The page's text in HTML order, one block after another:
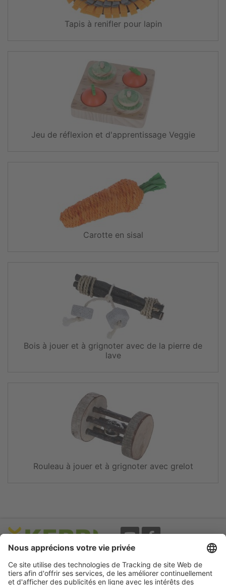
Tapis à renifler pour lapin
Jeu de réflexion et d'apprentissage Veggie
Carotte en sisal
Bois à jouer et à grignoter avec de la pierre de
lave
Rouleau à jouer et à grignoter avec grelot
Evènements
Newsletter
A propos
Mentions légales